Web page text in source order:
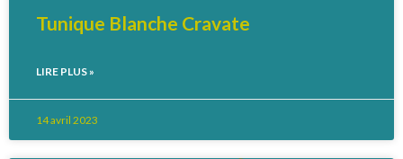
Tunique Blanche Cravate
LIRE PLUS »
14 avril 2023